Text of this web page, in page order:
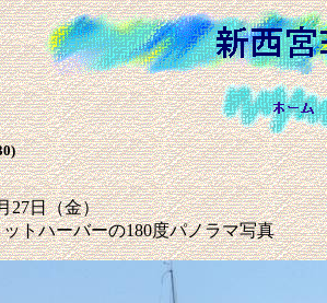
27日（金）
トハーバーの180度パノラマ写真